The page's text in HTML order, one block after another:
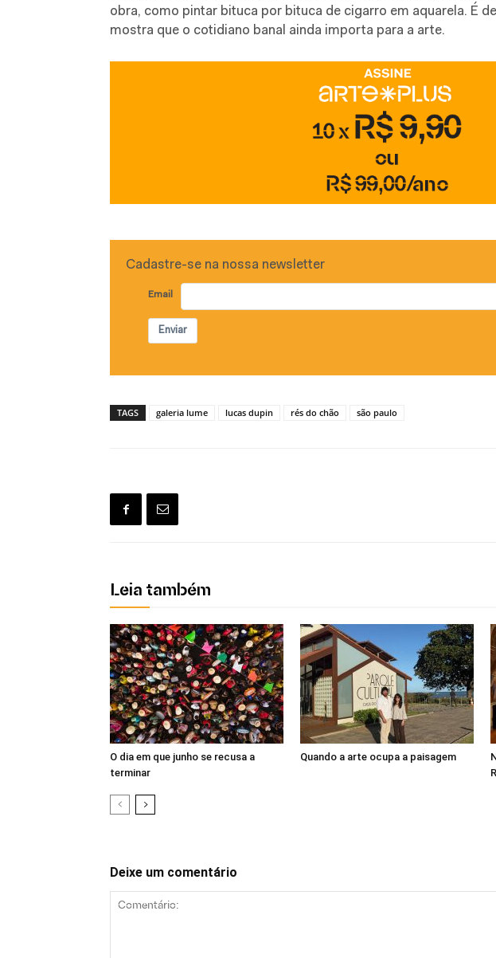
obra, como pintar bituca por bituca de cigarro em aquarela. É
mostra que o cotidiano banal ainda importa para a arte.
Cadastre-se na nossa newsletter
Email
Enviar
TAGS galeria lume lucas dupin rés do chão são paulo
Leia também
O dia em que junho se recusa a
terminar
Quando a arte ocupa a paisagem
Deixe um comentário